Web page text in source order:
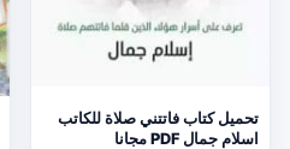
تحميل كتاب فاتتني صلاة للكاتب
اسلام جمال PDF مجانا